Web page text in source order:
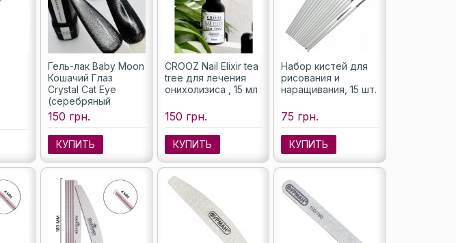
Гель-лак Baby Moon
Кошачий Глаз
Crystal Cat Eye
(серебряный
кристалл), 6 мл
150 грн.
КУПИТЬ
CROOZ Nail Elixir tea
tree для лечения
онихолизиса , 15 мл
150 грн.
КУПИТЬ
Набор кистей для
рисования и
наращивания, 15 шт.
75 грн.
КУПИТЬ